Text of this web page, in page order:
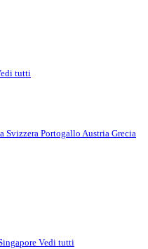
tutti
Svizzera Portogallo Austria Grecia
Vedi tutti